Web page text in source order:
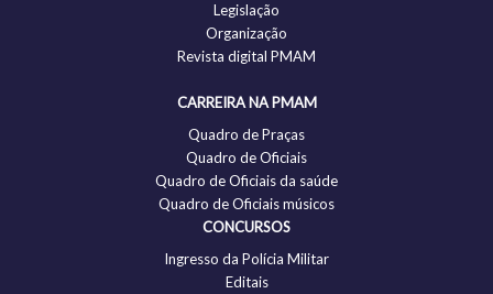
Legislação
Organização
Revista digital PMAM
CARREIRA NA PMAM
Quadro de Praças
Quadro de Oficiais
Quadro de Oficiais da saúde
Quadro de Oficiais músicos
CONCURSOS
Ingresso da Polícia Militar
Editais